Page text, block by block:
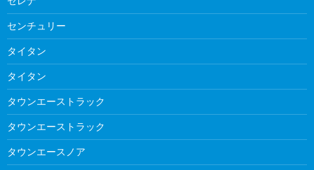
センチュリー
タイタン
タイタン
タウンエーストラック
タウンエーストラック
タウンエースノア